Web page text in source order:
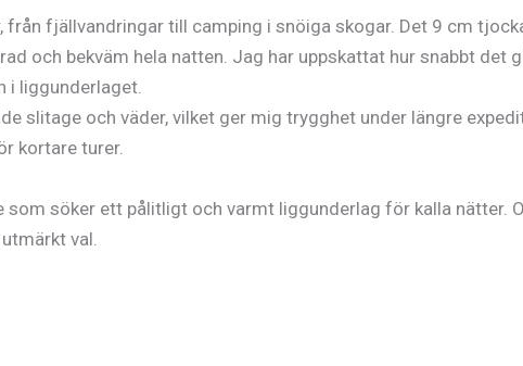
från fjällvandringar till camping i snöiga skogar. Det 9 cm
och bekväm hela natten. Jag har uppskattat hur snabbt det
i liggunderlaget.
slitage och väder, vilket ger mig trygghet under längre
kortare turer.
söker ett pålitligt och varmt liggunderlag för kalla nätter.
val.